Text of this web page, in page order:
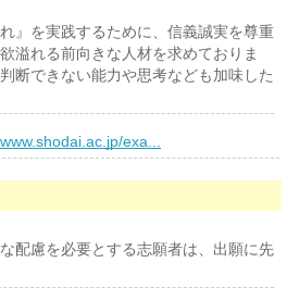
』を実践するために、信義誠実を尊重
溢れる前向きな人材を求めておりま
断できない能力や思考なども加味した
exa...
配慮を必要とする志願者は、出願に先